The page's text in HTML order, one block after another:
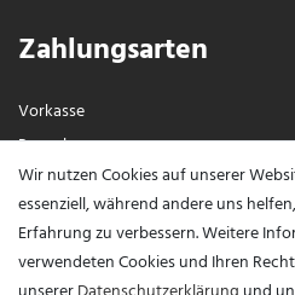
Zahlungsarten
Vorkasse
Paypal
Visa / Mastercard
Vertrag widerrufen?
Wir nutzen Cookies auf unserer
essenziell, während andere uns
Erfahrung zu verbessern. Weitere
verwendeten Cookies und Ihren